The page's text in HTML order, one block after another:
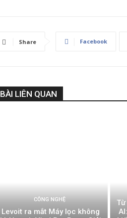
Share Facebook
BÀI LIÊN QUAN
CÔNG NGHỆ
Levoit ra mắt Máy lọc không